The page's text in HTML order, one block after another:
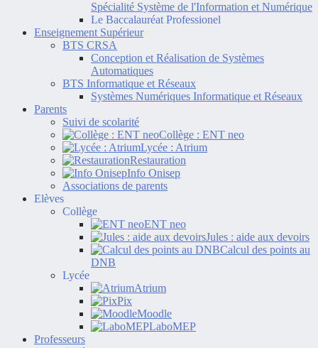
Spécialité Système de l'Information et Numérique
Le Baccalauréat Professionel
Enseignement Supérieur
BTS CRSA
Conception et Réalisation de Systèmes
Automatiques
BTS Informatique et Réseaux
Systèmes Numériques Informatique et Réseaux
Parents
Suivi de scolarité
Collège : ENT neo
Lycée : Atrium
Restauration
Info Onisep
Associations de parents
Elèves
Collège
ENT neo
Jules : aide aux devoirs
Calcul des points au
DNB
Lycée
Atrium
Pix
Moodle
LaboMEP
Professeurs